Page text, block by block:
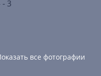
все фотографии